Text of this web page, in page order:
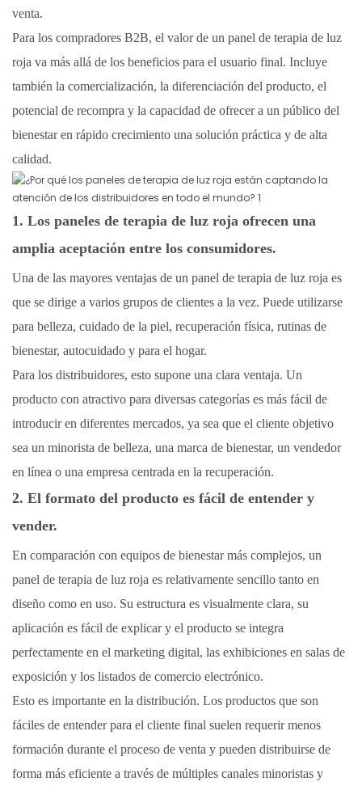
venta.
Para los compradores B2B, el valor de un panel de terapia de luz
roja va más allá de los beneficios para el usuario final. Incluye
también la comercialización, la diferenciación del producto, el
potencial de recompra y la capacidad de ofrecer a un público del
bienestar en rápido crecimiento una solución práctica y de alta
calidad.
1. Los paneles de terapia de luz roja ofrecen una
amplia aceptación entre los consumidores.
Una de las mayores ventajas de un panel de terapia de luz roja es
que se dirige a varios grupos de clientes a la vez. Puede utilizarse
para belleza, cuidado de la piel, recuperación física, rutinas de
bienestar, autocuidado y para el hogar.
Para los distribuidores, esto supone una clara ventaja. Un
producto con atractivo para diversas categorías es más fácil de
introducir en diferentes mercados, ya sea que el cliente objetivo
sea un minorista de belleza, una marca de bienestar, un vendedor
en línea o una empresa centrada en la recuperación.
2. El formato del producto es fácil de entender y
vender.
En comparación con equipos de bienestar más complejos, un
panel de terapia de luz roja es relativamente sencillo tanto en
diseño como en uso. Su estructura es visualmente clara, su
aplicación es fácil de explicar y el producto se integra
perfectamente en el marketing digital, las exhibiciones en salas de
exposición y los listados de comercio electrónico.
Esto es importante en la distribución. Los productos que son
fáciles de entender para el cliente final suelen requerir menos
formación durante el proceso de venta y pueden distribuirse de
forma más eficiente a través de múltiples canales minoristas y